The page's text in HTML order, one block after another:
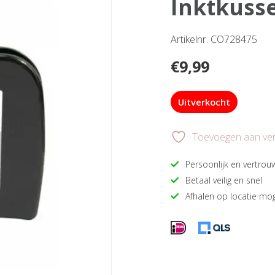
Artikelnr. CO728475
€9,99
Uitverkocht
Toevoegen aan
Persoonlijk en
Betaal veilig en snel
Afhalen op locatie